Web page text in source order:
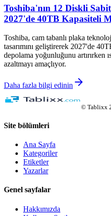
Toshiba'nın 12 Diskli Sabit
2027'de 40TB Kapasiteli
Toshiba, cam tabanlı plaka
tasarımını geliştirerek 2027'de
depolama yoğunluğunu artırırken
azaltmayı amaçlıyor.
Daha fazla bilgi edinin
© Tablixx
Site bölümleri
Ana Sayfa
Kategoriler
Etiketler
Yazarlar
Genel sayfalar
Hakkımızda